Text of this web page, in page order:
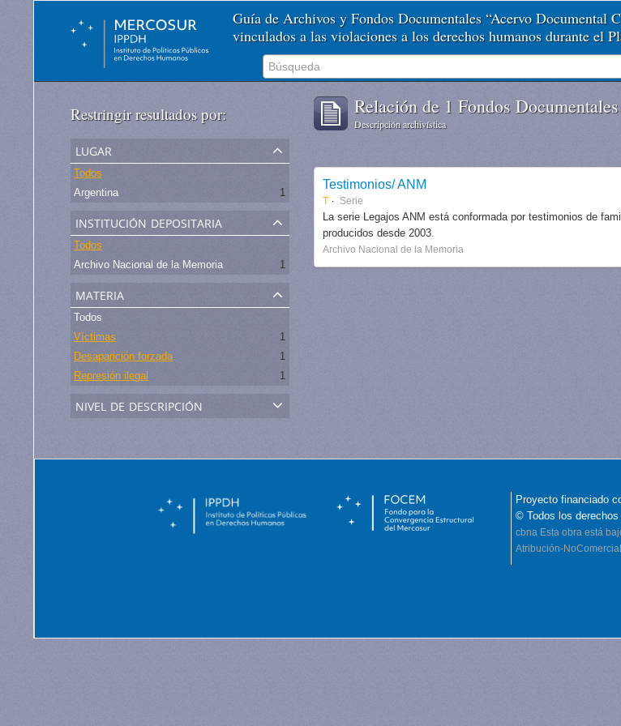
Guía de Archivos y Fondos Documentales “Acervo Documental
vinculados a las violaciones a los derechos humanos durante el
Restringir resultados por:
lugar
Todos
Argentina
1
institución depositaria
Todos
Archivo Nacional de la Memoria
1
materia
Todos
Víctimas
1
Desaparición forzada
1
Represión ilegal
1
nivel de descripción
Relación de 1 Fondos Documentales
Descripción archivística
Testimonios/ ANM
T Serie
La serie Legajos ANM está conformada por testimonios de
producidos desde 2003.
Archivo Nacional de la Memoria
Proyecto financiado
© Todos los
cbna Esta obra está
Atribución-